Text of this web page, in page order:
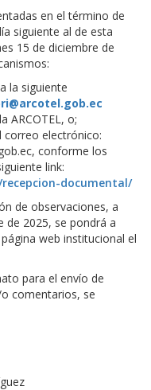
en el término de
siguiente al de esta
15 de diciembre de
la siguiente
ARCOTEL, o;
correo electrónico:
conforme los
link:
documental/
de observaciones, a
de 2025, se pondrá a
web institucional el
para el envío de
comentarios, se